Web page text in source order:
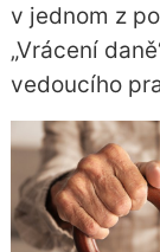
v jednom z
„Vrácení
vedoucího